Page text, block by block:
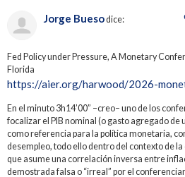
Jorge Buesodice:
Fed Policy under Pressure, A Monetary
Florida
https://aier.org/harwood/2026-
En el minuto 3h14’00” –creo– uno de los
focalizar el PIB nominal (o gasto agregado de
como referencia para la política monetaria,
desempleo, todo ello dentro del contexto de la
que asume una correlación inversa entre
demostrada falsa o “irreal” por el